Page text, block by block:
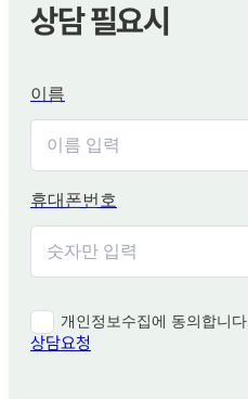
상담 필요시
이름
휴대폰번호
개인정보수집에 동의합니다.
상담요청